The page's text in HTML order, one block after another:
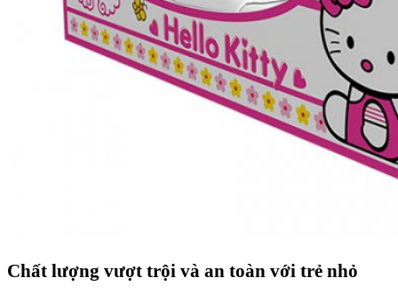
Chất lượng vượt trội và an toàn với trẻ nhỏ